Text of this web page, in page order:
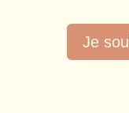
Je